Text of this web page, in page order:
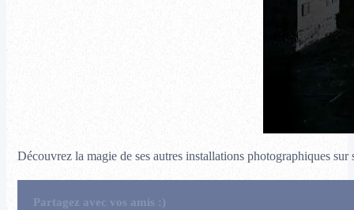
Découvrez la magie de ses autres installations photographiques sur
Partagez avec vos amis :)